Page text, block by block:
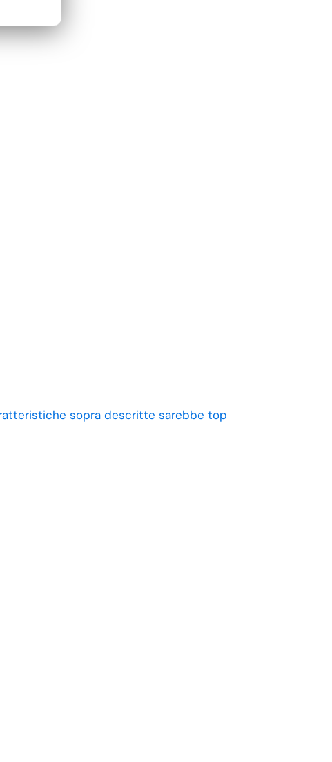
sopra descritte sarebbe top